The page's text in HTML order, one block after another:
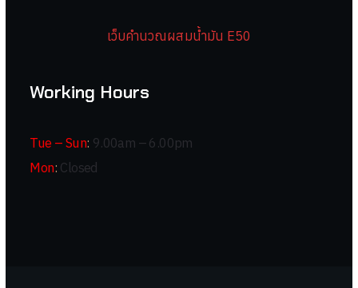
เว็บคำนวณผสมน้ำมัน E50
Working Hours
Tue – Sun: 9.00am – 6.00pm
Mon: Closed